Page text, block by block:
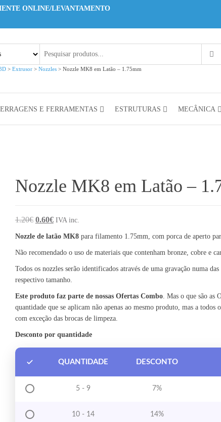
ONLINE/LEVANTAMENTO
> Extrusor > Nozzles > Nozzle MK8 em Latão – 1.75mm
E FERRAMENTAS ESTRUTURAS MECÂNICA
Nozzle MK8 em Latão –
1.20€ 0.60€ IVA inc.
Nozzle de latão MK8para filamento 1.75mm, com porca de aperto
Não recomendado o uso de materiais que contenham bronze, cobre e
Todos os nozzles serão identificados através de uma gravação numa
respectivo tamanho.
Este produto faz parte de nossas Ofertas Combo. Mas o que são as
quantidade que se aplicam não apenas ao mesmo produto, mas a todos
com exceção das brocas de limpeza.
Desconto por quantidade
QUANTIDADE DESCONTO
5 - 9 7%
10 - 14 14%